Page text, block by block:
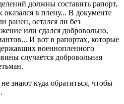
должны составить рапорт,
оказался в плену... В документе
ранен, остался ли без
или сдался добровольно,
И вот в рапортах, которые
военнопленного
случается добровольная
знают куда обратиться, чтобы